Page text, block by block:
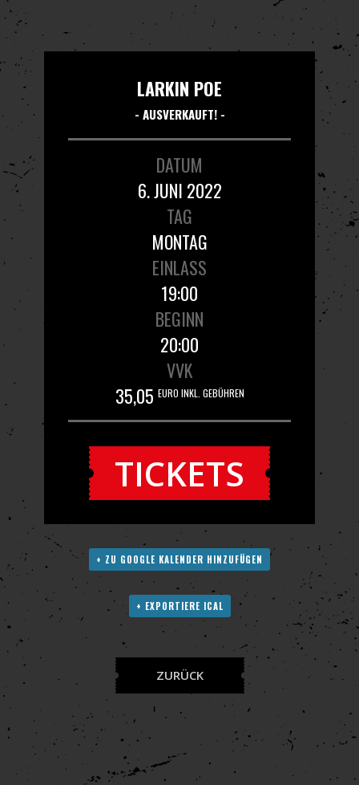
LARKIN POE
- AUSVERKAUFT! -
DATUM
6. JUNI 2022
TAG
MONTAG
EINLASS
19:00
BEGINN
20:00
VVK
35,05 EURO INKL. GEBÜHREN
TICKETS
+ ZU GOOGLE KALENDER HINZUFÜGEN
+ EXPORTIERE ICAL
ZURÜCK